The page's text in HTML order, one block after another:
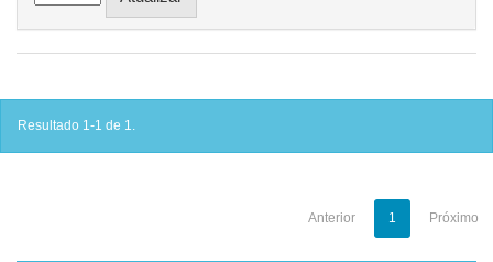
Resultado 1-1 de 1.
Anterior 1 Próximo